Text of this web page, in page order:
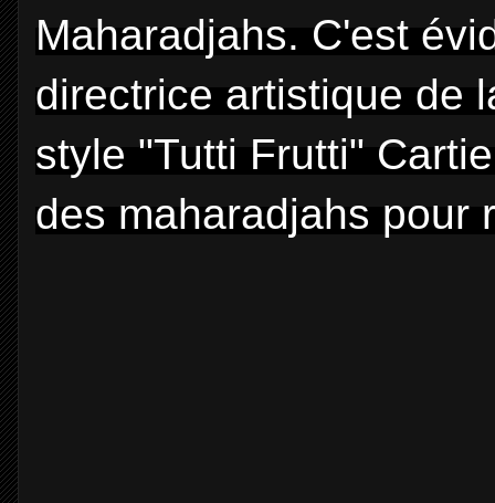
Maharadjahs. C'est
directrice artistique de
style "Tutti Frutti"
des maharadjahs pour